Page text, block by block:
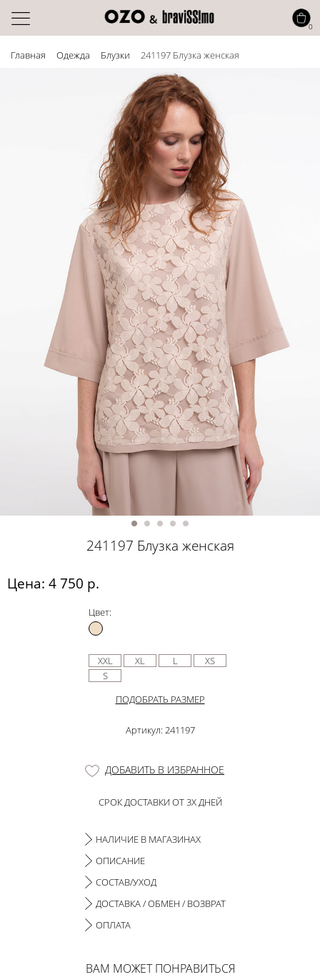
Главная Одежда Блузки 241197 Блузка женская
241197 Блузка женская
Цена: 4 750 р.
Цвет:
XXL XL L
XS
S
ПОДОБРАТЬ РАЗМЕР
Артикул: 241197
ДОБАВИТЬ В ИЗБРАННОЕ
СРОК ДОСТАВКИ ОТ 3Х ДНЕЙ
НАЛИЧИЕ В МАГАЗИНАХ
ОПИСАНИЕ
СОСТАВ/УХОД
ДОСТАВКА / ОБМЕН / ВОЗВРАТ
ОПЛАТА
ВАМ МОЖЕТ ПОНРАВИТЬСЯ
0